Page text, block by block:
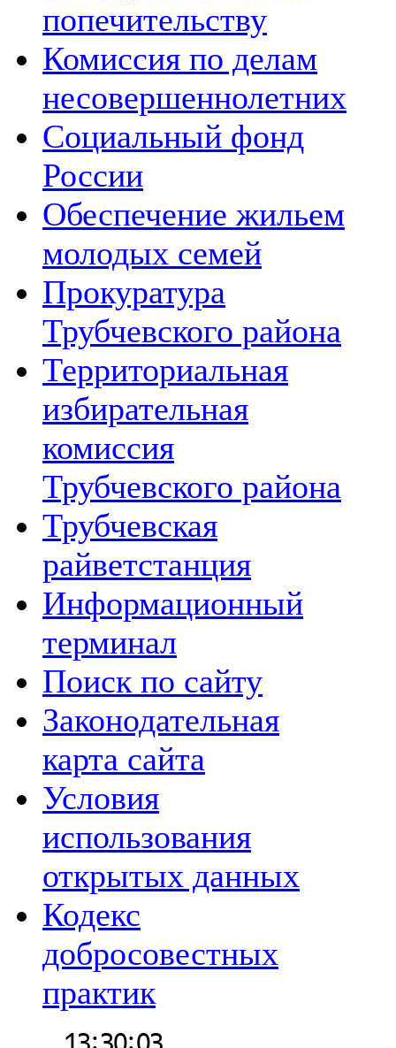
попечительству
Комиссия по делам
несовершеннолетних
Социальный фонд
России
Обеспечение жильем
молодых семей
Прокуратура
Трубчевского района
Территориальная
избирательная
комиссия
Трубчевского района
Трубчевская
райветстанция
Информационный
терминал
Поиск по сайту
Законодательная
карта сайта
Условия
использования
открытых данных
Кодекс
добросовестных
практик